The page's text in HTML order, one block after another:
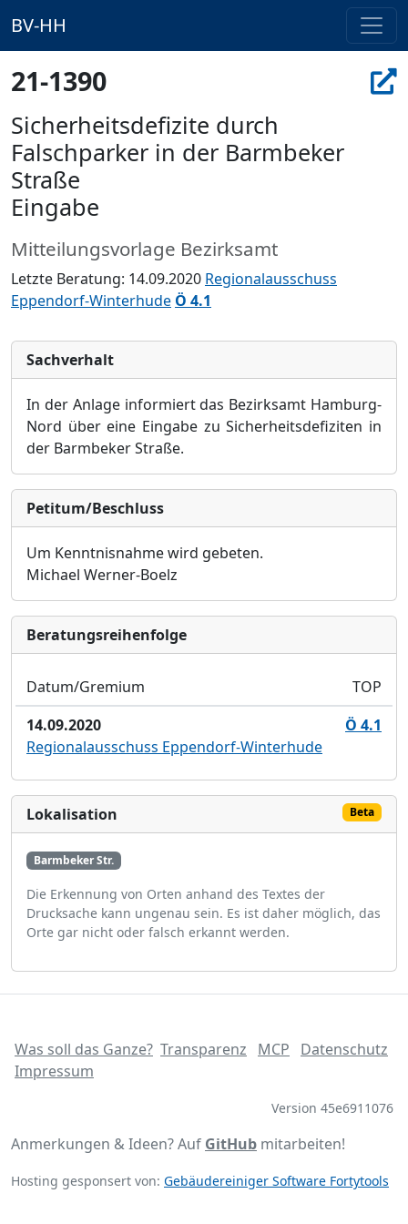
BV-HH
21-1390
Sicherheitsdefizite durch
Falschparker in der Barmbeker
Straße
Eingabe
Mitteilungsvorlage Bezirksamt
Letzte Beratung: 14.09.2020 Regionalausschuss
Eppendorf-Winterhude Ö 4.1
Sachverhalt
In der Anlage informiert das Bezirksamt Hamburg-
Nord über eine Eingabe zu Sicherheitsdefiziten in
der Barmbeker Straße.
Petitum/Beschluss
Um Kenntnisnahme wird gebeten.
Michael Werner-Boelz
Bera­tungs­reihen­folge
Datum/Gremium
TOP
14.09.2020
Ö 4.1
Regionalausschuss Eppendorf-Winterhude
Lokalisation Beta
Barmbeker Str.
Die Erkennung von Orten anhand des Textes der
Drucksache kann ungenau sein. Es ist daher möglich, das
Orte gar nicht oder falsch erkannt werden.
Was soll das Ganze? Transparenz MCP
Datenschutz
Impressum
Version 45e6911076
Anmerkungen & Ideen? Auf GitHub mitarbeiten!
Hosting gesponsert von: Gebäudereiniger Software Fortytools